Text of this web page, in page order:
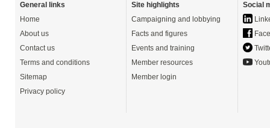
General links
Home
About us
Contact us
Terms and conditions
Sitemap
Privacy policy
Site highlights
Campaigning and lobbying
Facts and figures
Events and training
Member resources
Member login
Social